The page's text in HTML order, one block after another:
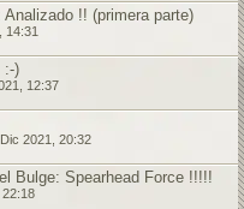
!! (primera parte)
14:31
:-)
12:37
2021, 20:32
Bulge: Spearhead Force !!!!!